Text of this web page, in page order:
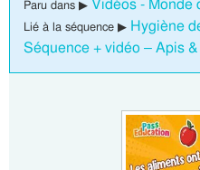
Paru dans ▶ Vidéos - Monde
Lié à la séquence ▶ Hygiène
Séquence + vidéo – Apis